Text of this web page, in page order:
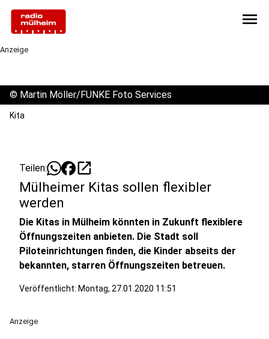
menu
Anzeige
© Martin Möller/FUNKE Foto Services
Kita
Teilen: open_in_new
Mülheimer Kitas sollen flexibler
werden
Die Kitas in Mülheim könnten in Zukunft flexiblere
Öffnungszeiten anbieten. Die Stadt soll
Piloteinrichtungen finden, die Kinder abseits der
bekannten, starren Öffnungszeiten betreuen.
Veröffentlicht: Montag, 27.01.2020 11:51
Anzeige